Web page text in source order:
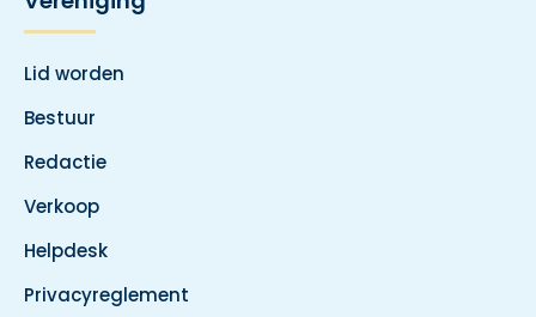
Lid worden
Bestuur
Redactie
Verkoop
Helpdesk
Privacyreglement